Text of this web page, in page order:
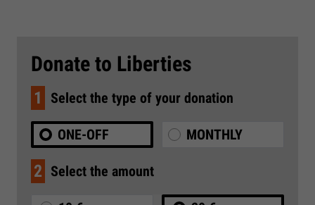
Donate to Liberties
1 Select the type of your donation
ONE-OFF MONTHLY
2 Select the amount